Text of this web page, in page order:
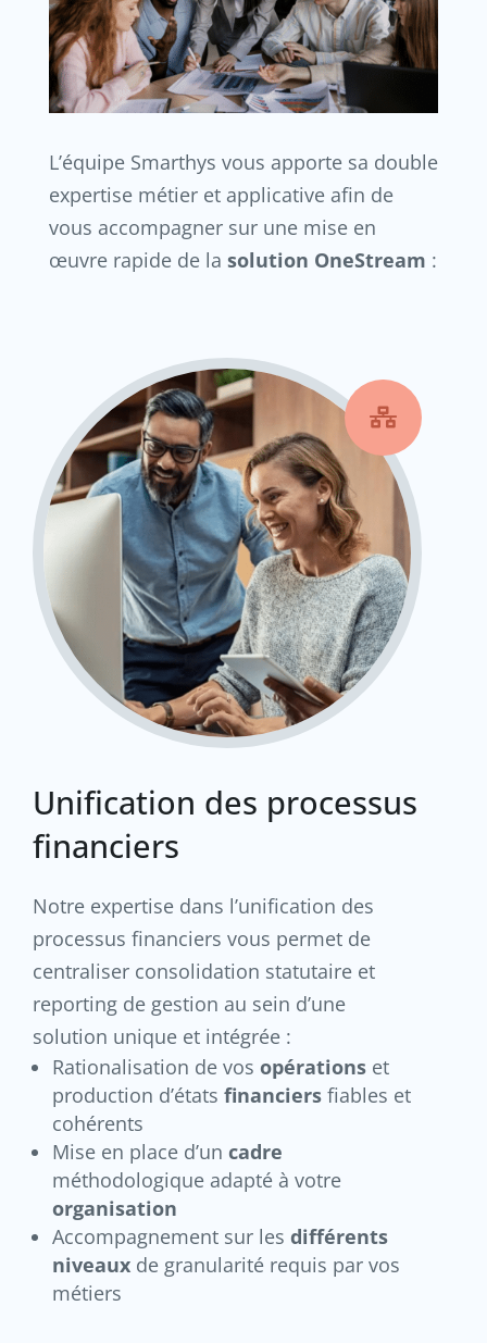
L’équipe Smarthys vous apporte sa double
expertise métier et applicative afin de
vous accompagner sur une mise en
œuvre rapide de la solution OneStream :

Unification des processus
financiers
Notre expertise dans l’unification des
processus financiers vous permet de
centraliser consolidation statutaire et
reporting de gestion au sein d’une
solution unique et intégrée :
Rationalisation de vos opérations et
production d’états financiers fiables et
cohérents
Mise en place d’un cadre
méthodologique adapté à votre
organisation
Accompagnement sur les différents
niveaux de granularité requis par vos
métiers